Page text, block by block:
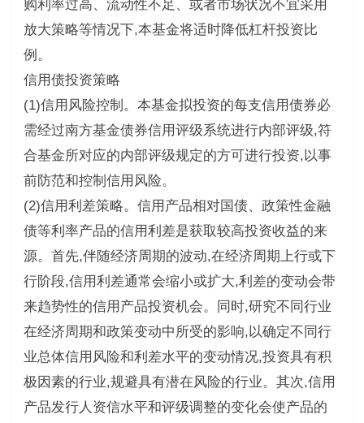
购利率过高、流动性不足、或者市场状况不宜采用
放大策略等情况下,本基金将适时降低杠杆投资比
例。
信用债投资策略
(1)信用风险控制。本基金拟投资的每支信用债券必
需经过南方基金债券信用评级系统进行内部评级,符
合基金所对应的内部评级规定的方可进行投资,以事
前防范和控制信用风险。
(2)信用利差策略。信用产品相对国债、政策性金融
债等利率产品的信用利差是获取较高投资收益的来
源。首先,伴随经济周期的波动,在经济周期上行或下
行阶段,信用利差通常会缩小或扩大,利差的变动会带
来趋势性的信用产品投资机会。同时,研究不同行业
在经济周期和政策变动中所受的影响,以确定不同行
业总体信用风险和利差水平的变动情况,投资具有积
极因素的行业,规避具有潜在风险的行业。其次,信用
产品发行人资信水平和评级调整的变化会使产品的